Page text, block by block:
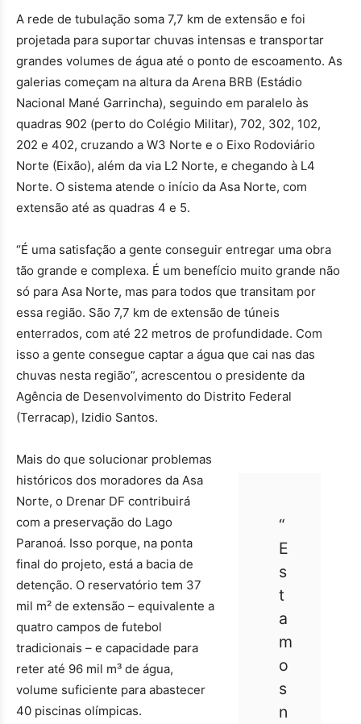
A rede de tubulação soma 7,7 km de extensão e foi
projetada para suportar chuvas intensas e transportar
grandes volumes de água até o ponto de escoamento. As
galerias começam na altura da Arena BRB (Estádio
Nacional Mané Garrincha), seguindo em paralelo às
quadras 902 (perto do Colégio Militar), 702, 302, 102,
202 e 402, cruzando a W3 Norte e o Eixo Rodoviário
Norte (Eixão), além da via L2 Norte, e chegando à L4
Norte. O sistema atende o início da Asa Norte, com
extensão até as quadras 4 e 5.
“É uma satisfação a gente conseguir entregar uma obra
tão grande e complexa. É um benefício muito grande não
só para Asa Norte, mas para todos que transitam por
essa região. São 7,7 km de extensão de túneis
enterrados, com até 22 metros de profundidade. Com
isso a gente consegue captar a água que cai nas das
chuvas nesta região”, acrescentou o presidente da
Agência de Desenvolvimento do Distrito Federal
(Terracap), Izidio Santos.
“
E
s
t
a
m
o
s
n
Mais do que solucionar problemas
históricos dos moradores da Asa
Norte, o Drenar DF contribuirá
com a preservação do Lago
Paranoá. Isso porque, na ponta
final do projeto, está a bacia de
detenção. O reservatório tem 37
mil m² de extensão – equivalente a
quatro campos de futebol
tradicionais – e capacidade para
reter até 96 mil m³ de água,
volume suficiente para abastecer
40 piscinas olímpicas.